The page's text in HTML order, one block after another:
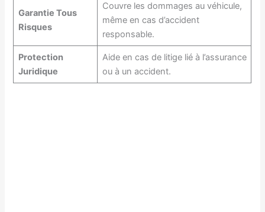
Garantie Tous
Risques
Couvre les dommages au véhicule,
même en cas d’accident
responsable.
Protection
Juridique
Aide en cas de litige lié à l’assurance
ou à un accident.